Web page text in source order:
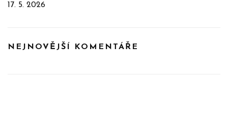
17. 5. 2026
NEJNOVĚJŠÍ KOMENTÁŘE